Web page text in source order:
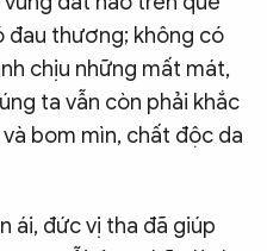
đau thương; không có
chịu những mất mát,
ta vẫn còn phải khắc
bom mìn, chất độc da
ái, đức vị tha đã giúp